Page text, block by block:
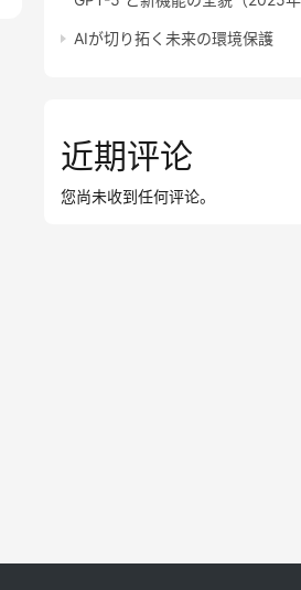
AIが切り拓く未来の環境保護
近期评论
您尚未收到任何评论。